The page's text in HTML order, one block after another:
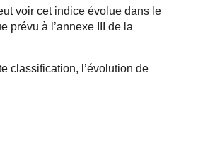
voir cet indice évolue dans le
prévu à l’annexe III de la
classification, l’évolution de